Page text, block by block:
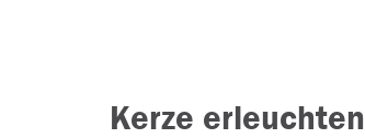
Kerze erleuchten